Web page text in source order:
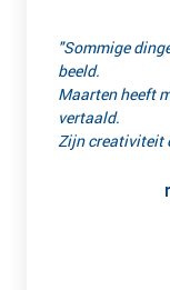
"Sommige
beeld.
Maarten heeft
vertaald.
Zijn creativiteit